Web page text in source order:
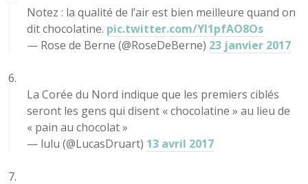
Notez : la qualité de l’air est bien meilleure quand on
dit chocolatine. pic.twitter.com/YI1pfAO8Os
— Rose de Berne (@RoseDeBerne) 23 janvier 2017
La Corée du Nord indique que les premiers ciblés
seront les gens qui disent « chocolatine » au lieu de
« pain au chocolat »
— lulu (@LucasDruart) 13 avril 2017